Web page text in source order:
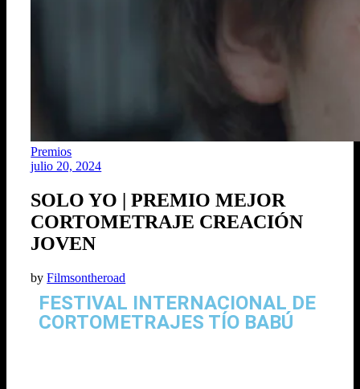
Premios
julio 20, 2024
SOLO YO | PREMIO MEJOR
CORTOMETRAJE CREACIÓN
JOVEN
by Filmsontheroad
FESTIVAL INTERNACIONAL DE
CORTOMETRAJES TÍO BABÚ